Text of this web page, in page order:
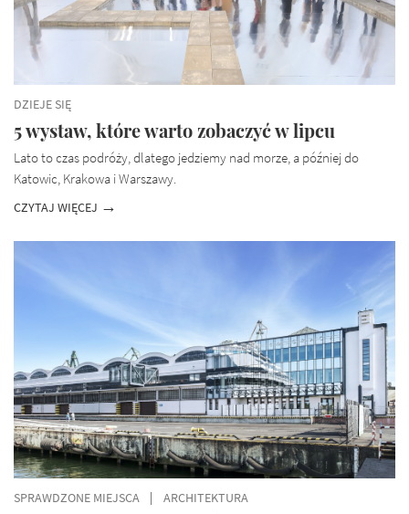
DZIEJE SIĘ
5 wystaw, które warto zobaczyć w lipcu
Lato to czas podróży, dlatego jedziemy nad morze, a później do
Katowic, Krakowa i Warszawy.
CZYTAJ WIĘCEJ
SPRAWDZONE MIEJSCA ARCHITEKTURA